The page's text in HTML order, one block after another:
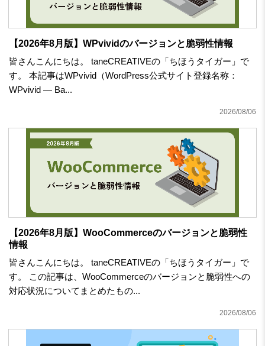
【2026年8月版】WPvividのバージョンと脆弱性情報
皆さんこんにちは。 taneCREATIVEの「ちほうタイガー」で
す。 本記事はWPvivid（WordPress公式サイト登録名称：
WPvivid — Ba...
2026/08/06
【2026年8月版】WooCommerceのバージョンと脆弱性
情報
皆さんこんにちは。 taneCREATIVEの「ちほうタイガー」で
す。 この記事は、WooCommerceのバージョンと脆弱性への
対応状況についてまとめたもの...
2026/08/06